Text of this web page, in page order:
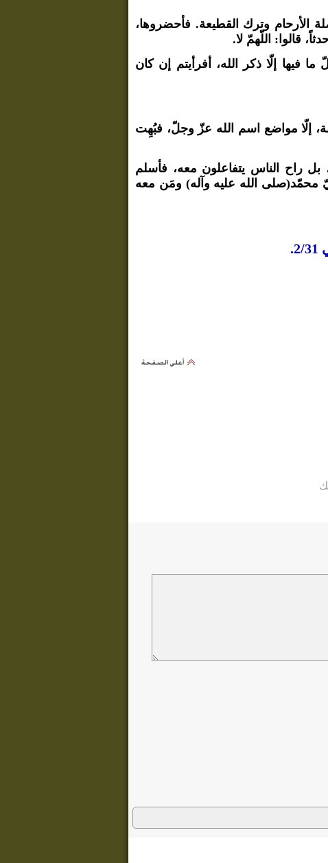
الأرحام وترك القطيعة. فأحضروها،
قالوا: اللّهمّ لا.
فيها إلّا ذكر الله، أفرأيتم إن كان
إلّا مواضع اسم الله عزّ وجلّ، فبُهِت
بل راح الناس يتفاعلون معه، فأسلم
محمّد(صلى الله عليه وآله) ومَن معه